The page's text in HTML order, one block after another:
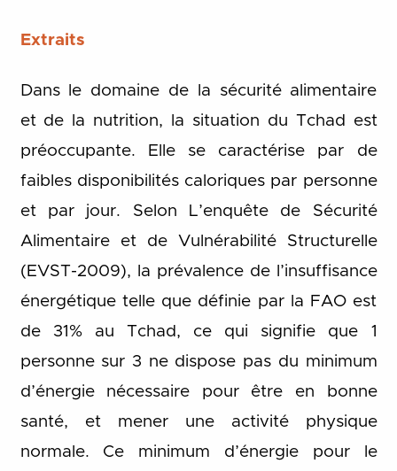
Extraits
Dans le domaine de la sécurité alimentaire
et de la nutrition, la situation du Tchad est
préoccupante. Elle se caractérise par de
faibles disponibilités caloriques par personne
et par jour. Selon L’enquête de Sécurité
Alimentaire et de Vulnérabilité Structurelle
(EVST-2009), la prévalence de l’insuffisance
énergétique telle que définie par la FAO est
de 31% au Tchad, ce qui signifie que 1
personne sur 3 ne dispose pas du minimum
d’énergie nécessaire pour être en bonne
santé, et mener une activité physique
normale. Ce minimum d’énergie pour le